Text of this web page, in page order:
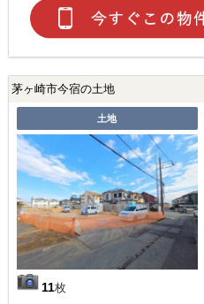
茅ヶ崎市今宿の土地
土地
11枚